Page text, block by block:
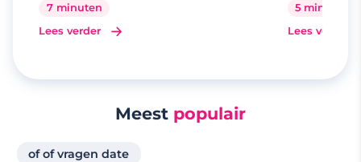
7 minuten
Lees verder
5 minuten
Lees verder
Meest populair
of of vragen date